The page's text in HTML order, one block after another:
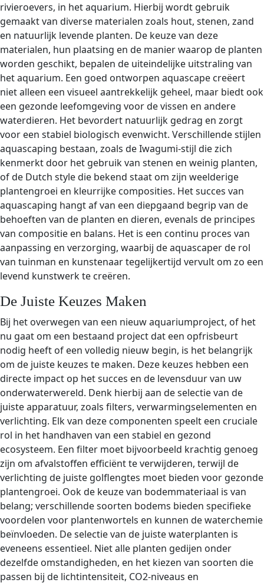
rivieroevers, in het aquarium. Hierbij wordt gebruik
gemaakt van diverse materialen zoals hout, stenen, zand
en natuurlijk levende planten. De keuze van deze
materialen, hun plaatsing en de manier waarop de planten
worden geschikt, bepalen de uiteindelijke uitstraling van
het aquarium. Een goed ontworpen aquascape creëert
niet alleen een visueel aantrekkelijk geheel, maar biedt ook
een gezonde leefomgeving voor de vissen en andere
waterdieren. Het bevordert natuurlijk gedrag en zorgt
voor een stabiel biologisch evenwicht. Verschillende stijlen
aquascaping bestaan, zoals de Iwagumi-stijl die zich
kenmerkt door het gebruik van stenen en weinig planten,
of de Dutch style die bekend staat om zijn weelderige
plantengroei en kleurrijke composities. Het succes van
aquascaping hangt af van een diepgaand begrip van de
behoeften van de planten en dieren, evenals de principes
van compositie en balans. Het is een continu proces van
aanpassing en verzorging, waarbij de aquascaper de rol
van tuinman en kunstenaar tegelijkertijd vervult om zo een
levend kunstwerk te creëren.
De Juiste Keuzes Maken
Bij het overwegen van een nieuw aquariumproject, of het
nu gaat om een bestaand project dat een opfrisbeurt
nodig heeft of een volledig nieuw begin, is het belangrijk
om de juiste keuzes te maken. Deze keuzes hebben een
directe impact op het succes en de levensduur van uw
onderwaterwereld. Denk hierbij aan de selectie van de
juiste apparatuur, zoals filters, verwarmingselementen en
verlichting. Elk van deze componenten speelt een cruciale
rol in het handhaven van een stabiel en gezond
ecosysteem. Een filter moet bijvoorbeeld krachtig genoeg
zijn om afvalstoffen efficiënt te verwijderen, terwijl de
verlichting de juiste golflengtes moet bieden voor gezonde
plantengroei. Ook de keuze van bodemmateriaal is van
belang; verschillende soorten bodems bieden specifieke
voordelen voor plantenwortels en kunnen de waterchemie
beïnvloeden. De selectie van de juiste waterplanten is
eveneens essentieel. Niet alle planten gedijen onder
dezelfde omstandigheden, en het kiezen van soorten die
passen bij de lichtintensiteit, CO2-niveaus en